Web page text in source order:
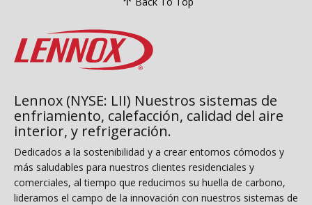
Lennox (NYSE: LII) Nuestros sistemas de
enfriamiento, calefacción, calidad del aire
interior, y refrigeración.
Dedicados a la sostenibilidad y a crear entornos cómodos y
más saludables para nuestros clientes residenciales y
comerciales, al tiempo que reducimos su huella de carbono,
lideramos el campo de la innovación con nuestros sistemas de